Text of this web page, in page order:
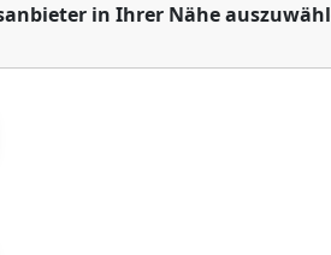
in Ihrer Nähe